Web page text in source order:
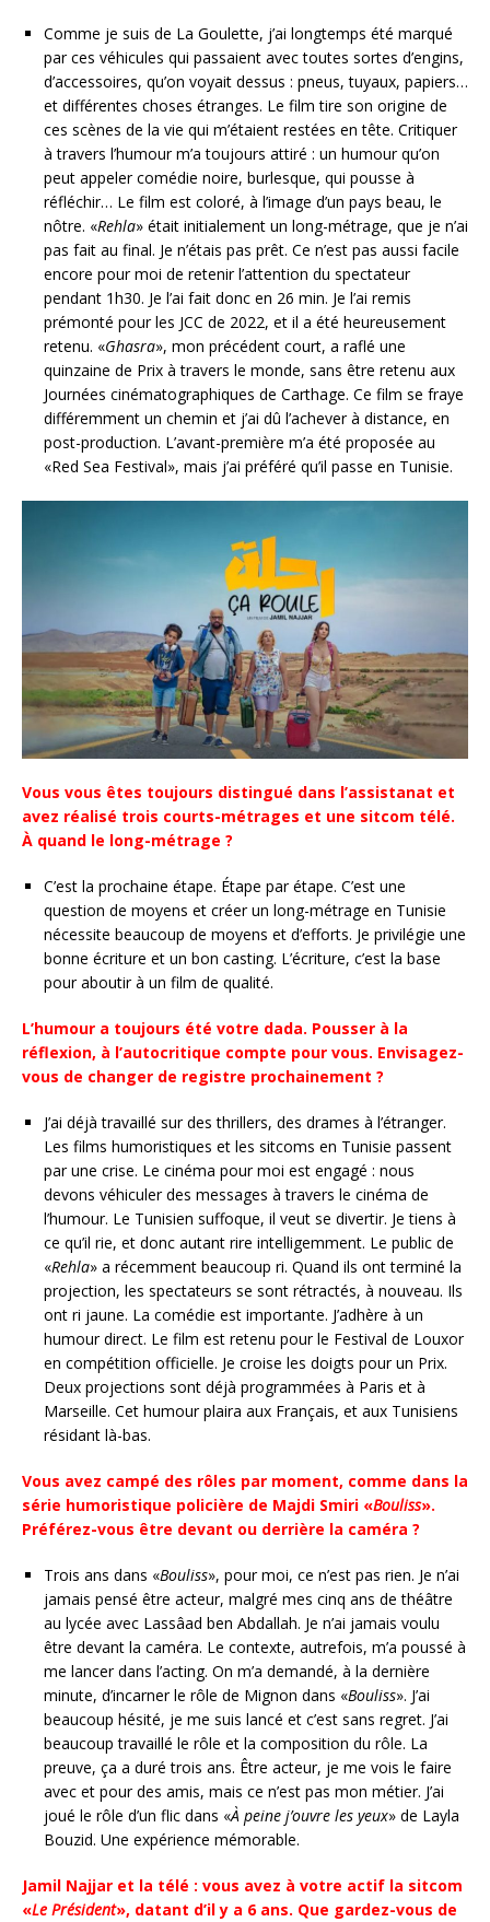
Comme je suis de La Goulette, j’ai longtemps été marqué
par ces véhicules qui passaient avec toutes sortes d’engins,
d’accessoires, qu’on voyait dessus : pneus, tuyaux, papiers…
et différentes choses étranges. Le film tire son origine de
ces scènes de la vie qui m’étaient restées en tête. Critiquer
à travers l’humour m’a toujours attiré : un humour qu’on
peut appeler comédie noire, burlesque, qui pousse à
réfléchir… Le film est coloré, à l’image d’un pays beau, le
nôtre. «Rehla» était initialement un long-métrage, que je n’ai
pas fait au final. Je n’étais pas prêt. Ce n’est pas aussi facile
encore pour moi de retenir l’attention du spectateur
pendant 1h30. Je l’ai fait donc en 26 min. Je l’ai remis
prémonté pour les JCC de 2022, et il a été heureusement
retenu. «Ghasra», mon précédent court, a raflé une
quinzaine de Prix à travers le monde, sans être retenu aux
Journées cinématographiques de Carthage. Ce film se fraye
différemment un chemin et j’ai dû l’achever à distance, en
post-production. L’avant-première m’a été proposée au
«Red Sea Festival», mais j’ai préféré qu’il passe en Tunisie.
Vous vous êtes toujours distingué dans l’assistanat et
avez réalisé trois courts-métrages et une sitcom télé.
À quand le long-métrage ?
C’est la prochaine étape. Étape par étape. C’est une
question de moyens et créer un long-métrage en Tunisie
nécessite beaucoup de moyens et d’efforts. Je privilégie une
bonne écriture et un bon casting. L’écriture, c’est la base
pour aboutir à un film de qualité.
L’humour a toujours été votre dada. Pousser à la
réflexion, à l’autocritique compte pour vous. Envisagez-
vous de changer de registre prochainement ?
J’ai déjà travaillé sur des thrillers, des drames à l’étranger.
Les films humoristiques et les sitcoms en Tunisie passent
par une crise. Le cinéma pour moi est engagé : nous
devons véhiculer des messages à travers le cinéma de
l’humour. Le Tunisien suffoque, il veut se divertir. Je tiens à
ce qu’il rie, et donc autant rire intelligemment. Le public de
«Rehla» a récemment beaucoup ri. Quand ils ont terminé la
projection, les spectateurs se sont rétractés, à nouveau. Ils
ont ri jaune. La comédie est importante. J’adhère à un
humour direct. Le film est retenu pour le Festival de Louxor
en compétition officielle. Je croise les doigts pour un Prix.
Deux projections sont déjà programmées à Paris et à
Marseille. Cet humour plaira aux Français, et aux Tunisiens
résidant là-bas.
Vous avez campé des rôles par moment, comme dans la
série humoristique policière de Majdi Smiri «Bouliss».
Préférez-vous être devant ou derrière la caméra ?
Trois ans dans «Bouliss», pour moi, ce n’est pas rien. Je n’ai
jamais pensé être acteur, malgré mes cinq ans de théâtre
au lycée avec Lassâad ben Abdallah. Je n’ai jamais voulu
être devant la caméra. Le contexte, autrefois, m’a poussé à
me lancer dans l’acting. On m’a demandé, à la dernière
minute, d’incarner le rôle de Mignon dans «Bouliss». J’ai
beaucoup hésité, je me suis lancé et c’est sans regret. J’ai
beaucoup travaillé le rôle et la composition du rôle. La
preuve, ça a duré trois ans. Être acteur, je me vois le faire
avec et pour des amis, mais ce n’est pas mon métier. J’ai
joué le rôle d’un flic dans «À peine j’ouvre les yeux» de Layla
Bouzid. Une expérience mémorable.
Jamil Najjar et la télé : vous avez à votre actif la sitcom
«Le Président», datant d’il y a 6 ans. Que gardez-vous de